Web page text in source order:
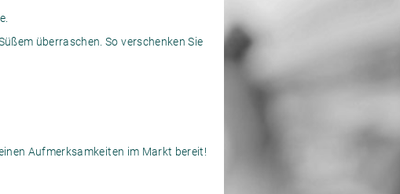
überraschen. So verschenken Sie
Aufmerksamkeiten im Markt bereit!